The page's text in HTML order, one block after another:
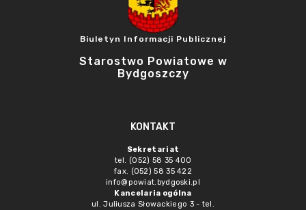
Biuletyn Informacji Publicznej
Starostwo Powiatowe w
Bydgoszczy
KONTAKT
Sekretariat
tel. (052) 58 35 400
fax. (052) 58 35 422
info@powiat.bydgoski.pl
Kancelaria ogólna
ul. Juliusza Słowackiego 3 - tel.